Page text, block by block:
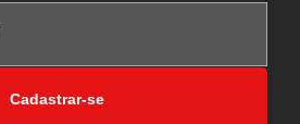
Cadastrar-se